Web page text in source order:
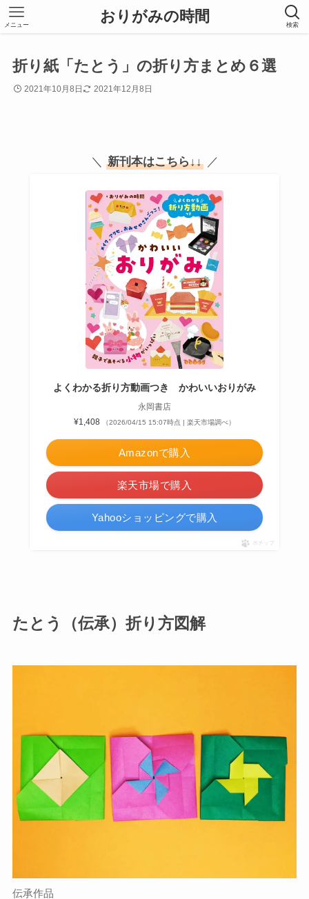
おりがみの時間 検索
メニュー
折り紙「たとう」の折り方まとめ６選
2021年10月8日 2021年12月8日
＼ 新刊本はこちら↓↓／
よくわかる折り方動画つき かわいいおりがみ
永岡書店
¥1,408
（2026/04/15 15:07時点 | 楽天市場調べ）
Amazonで購入
楽天市場で購入
Yahooショッピングで購入
ポチップ
たとう（伝承）折り方図解
伝承作品